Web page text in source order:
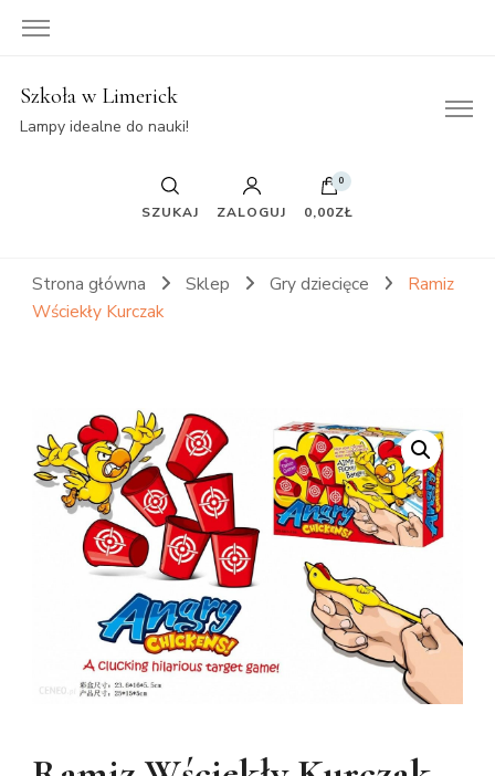
Szkoła w Limerick
Lampy idealne do nauki!
SZUKAJ ZALOGUJ
0
0,00ZŁ
Strona główna Sklep Gry dziecięce
Ramiz
Wściekły Kurczak